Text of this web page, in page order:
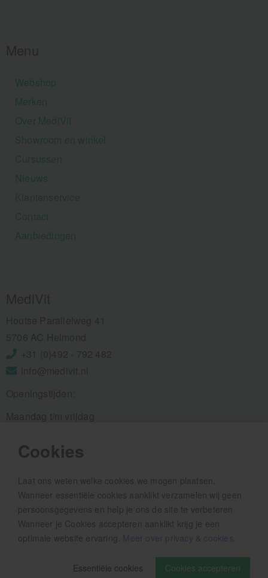
Cookies
Laat ons weten welke cookies we mogen plaatsen.
Wanneer essentiële cookies aanklikt verzamelen wij geen
persoonsgegevens en help je ons de site te verbeteren.
Wanneer je Cookies accepteren aanklikt krijg je een
optimale website ervaring. Meer over privacy & cookies
Cookies accepteren
Essentiële cookies
Webshop
Merken
Over MediVit
Showroom en winkel
Cursussen
Nieuws
Klantenservice
Contact
Aanbiedingen
13.00 - 16.00u
Aanmelden nieuwsbrief
Als eerste op de hoogte zijn van het laatste nieuws: